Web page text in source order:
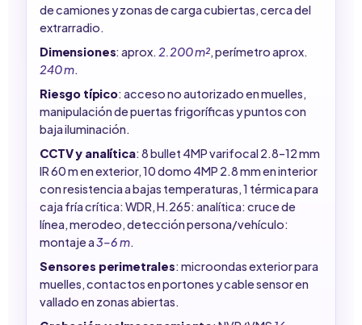
de camiones y zonas de carga cubiertas, cerca del
extrarradio.
Dimensiones: aprox. 2.200 m², perímetro aprox.
240 m.
Riesgo típico: acceso no autorizado en muelles,
manipulación de puertas frigoríficas y puntos con
baja iluminación.
CCTV y analítica: 8 bullet 4MP varifocal 2.8–12 mm
IR 60 m en exterior, 10 domo 4MP 2.8 mm en interior
con resistencia a bajas temperaturas, 1 térmica para
caja fría crítica: WDR, H.265: analítica: cruce de
línea, merodeo, detección persona/vehículo:
montaje a3–6 m.
Sensores perimetrales: microondas exterior para
muelles, contactos en portones y cable sensor en
vallado en zonas abiertas.